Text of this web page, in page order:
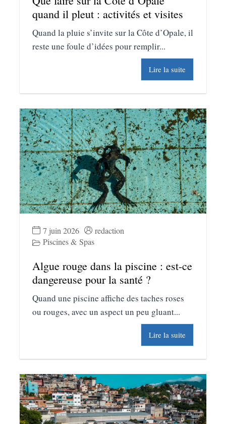
quand il pleut : activités et visites
Quand la pluie s’invite sur la Côte d’Opale, il
reste une foule d’idées pour remplir...
Lire la suite
7 juin 2026
redaction
Piscines & Spas
Algue rouge dans la piscine : est-ce
dangereuse pour la santé ?
Quand une piscine affiche des taches roses
ou rouges, avec un aspect un peu gluant...
Lire la suite